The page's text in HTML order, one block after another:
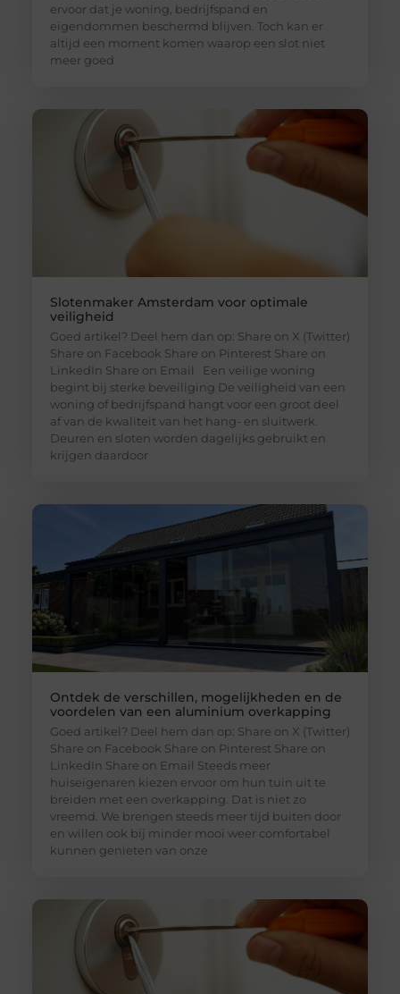
ervoor dat je woning, bedrijfspand en
eigendommen beschermd blijven. Toch kan er
altijd een moment komen waarop een slot niet
meer goed
Slotenmaker Amsterdam voor optimale
veiligheid
Goed artikel? Deel hem dan op: Share on X (Twitter)
Share on Facebook Share on Pinterest Share on
LinkedIn Share on Email Een veilige woning
begint bij sterke beveiliging De veiligheid van een
woning of bedrijfspand hangt voor een groot deel
af van de kwaliteit van het hang- en sluitwerk.
Deuren en sloten worden dagelijks gebruikt en
krijgen daardoor
Ontdek de verschillen, mogelijkheden en de
voordelen van een aluminium overkapping
Goed artikel? Deel hem dan op: Share on X (Twitter)
Share on Facebook Share on Pinterest Share on
LinkedIn Share on Email Steeds meer
huiseigenaren kiezen ervoor om hun tuin uit te
breiden met een overkapping. Dat is niet zo
vreemd. We brengen steeds meer tijd buiten door
en willen ook bij minder mooi weer comfortabel
kunnen genieten van onze